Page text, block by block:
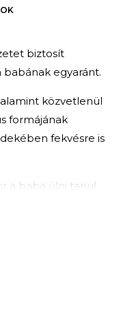
biztosít
babának egyaránt.
közvetlenül
formájának
fekvésre is
a baba ülni tanul.
53x12x41